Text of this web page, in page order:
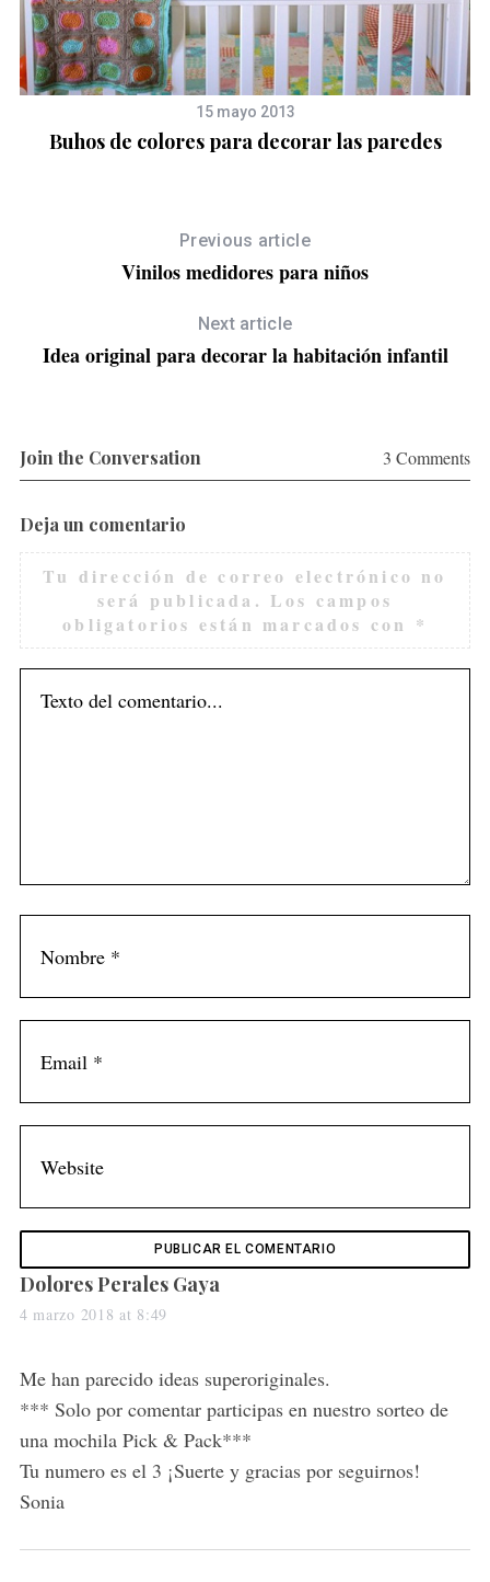
15 mayo 2013
Buhos de colores para decorar las paredes
Previous article
Vinilos medidores para niños
Next article
Idea original para decorar la habitación infantil
Join the Conversation 3 Comments
Deja un comentario
Tu dirección de correo electrónico no
será publicada. Los campos
obligatorios están marcados con *
s
a
s
:
Dolores Perales Gaya
4 marzo 2018 at 8:49
Me han parecido ideas superoriginales.
*** Solo por comentar participas en nuestro sorteo de
una mochila Pick & Pack***
Tu numero es el 3 ¡Suerte y gracias por seguirnos!
Sonia
S
e
r
o
r
: